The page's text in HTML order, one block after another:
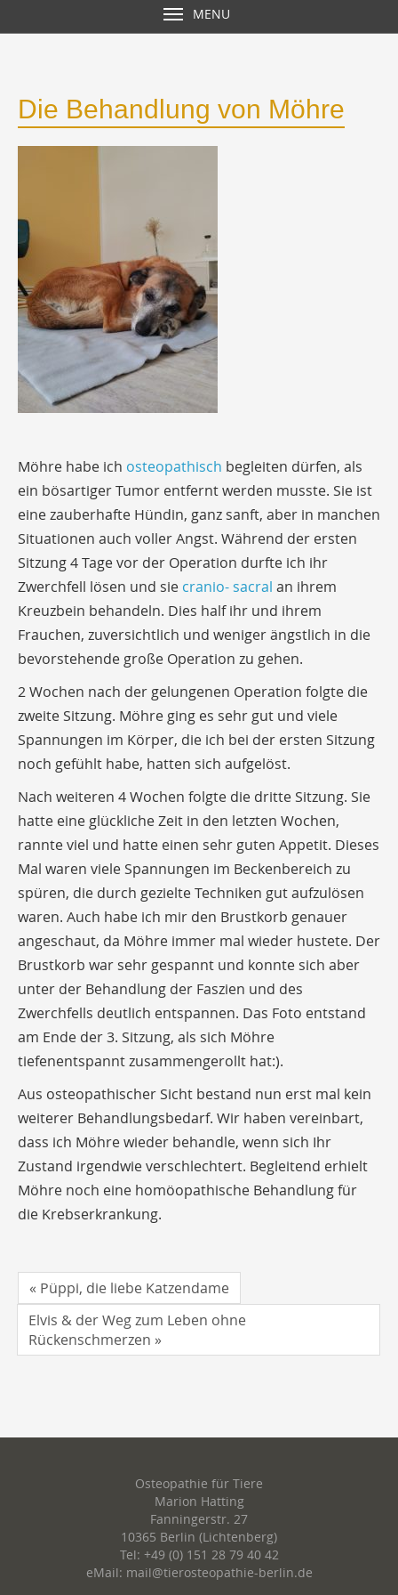
MENU
Die Behandlung von Möhre
Möhre habe ich osteopathisch begleiten dürfen, als
ein bösartiger Tumor entfernt werden musste. Sie ist
eine zauberhafte Hündin, ganz sanft, aber in manchen
Situationen auch voller Angst. Während der ersten
Sitzung 4 Tage vor der Operation durfte ich ihr
Zwerchfell lösen und sie cranio- sacral an ihrem
Kreuzbein behandeln. Dies half ihr und ihrem
Frauchen, zuversichtlich und weniger ängstlich in die
bevorstehende große Operation zu gehen.
2 Wochen nach der gelungenen Operation folgte die
zweite Sitzung. Möhre ging es sehr gut und viele
Spannungen im Körper, die ich bei der ersten Sitzung
noch gefühlt habe, hatten sich aufgelöst.
Nach weiteren 4 Wochen folgte die dritte Sitzung. Sie
hatte eine glückliche Zeit in den letzten Wochen,
rannte viel und hatte einen sehr guten Appetit. Dieses
Mal waren viele Spannungen im Beckenbereich zu
spüren, die durch gezielte Techniken gut aufzulösen
waren. Auch habe ich mir den Brustkorb genauer
angeschaut, da Möhre immer mal wieder hustete. Der
Brustkorb war sehr gespannt und konnte sich aber
unter der Behandlung der Faszien und des
Zwerchfells deutlich entspannen. Das Foto entstand
am Ende der 3. Sitzung, als sich Möhre
tiefenentspannt zusammengerollt hat:).
Aus osteopathischer Sicht bestand nun erst mal kein
weiterer Behandlungsbedarf. Wir haben vereinbart,
dass ich Möhre wieder behandle, wenn sich Ihr
Zustand irgendwie verschlechtert. Begleitend erhielt
Möhre noch eine homöopathische Behandlung für
die Krebserkrankung.
« Püppi, die liebe Katzendame
Elvis & der Weg zum Leben ohne
Rückenschmerzen »
Osteopathie für Tiere
Marion Hatting
Fanningerstr. 27
10365 Berlin (Lichtenberg)
Tel: +49 (0) 151 28 79 40 42
eMail: mail@tierosteopathie-berlin.de